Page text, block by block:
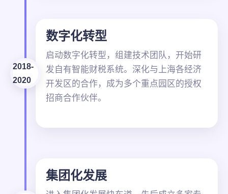
数字化转型
启动数字化转型，组建技术团队，开始研
发自有智能财税系统。深化与上海各经济
开发区的合作，成为多个重点园区的授权
招商合作伙伴。
2018-
2020
集团化发展